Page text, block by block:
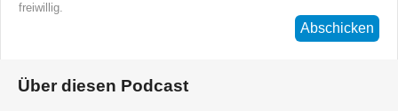
freiwillig.
Abschicken
Über diesen Podcast